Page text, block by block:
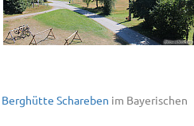
Berghütte Schareben im Bayerischen